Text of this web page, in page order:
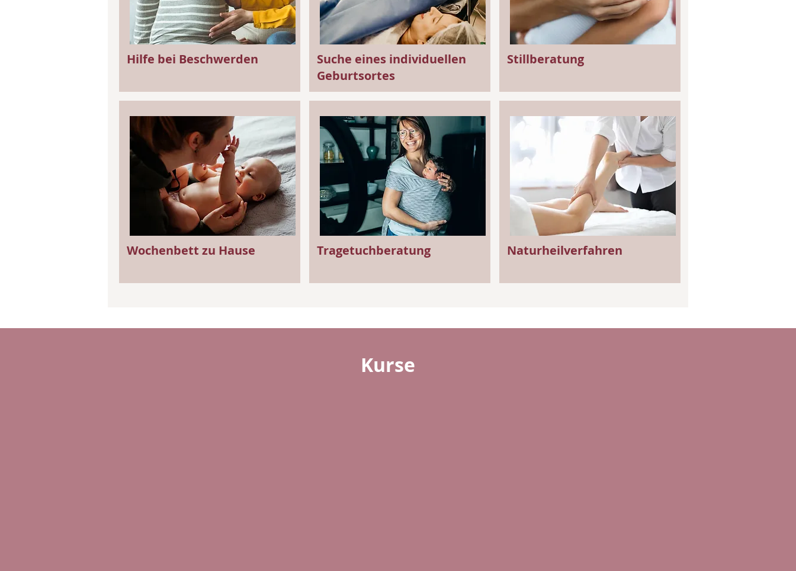
Hilfe bei Beschwerden
Wochenbett zu Hause
Suche eines individuellen
Geburtsortes
Tragetuchberatung
Stillberatung
Naturheilverfahren
Kurse